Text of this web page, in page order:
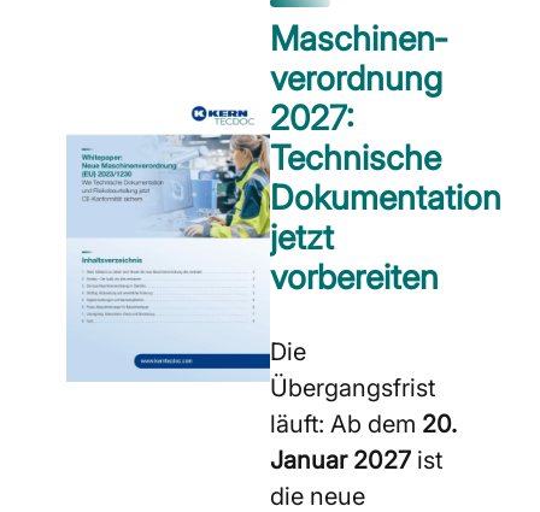
Maschinen­
verordnung
2027:
Technische
Dokumentation
jetzt
vorbereiten
Die
Übergangsfrist
läuft: Ab dem 20.
Januar 2027 ist
die neue